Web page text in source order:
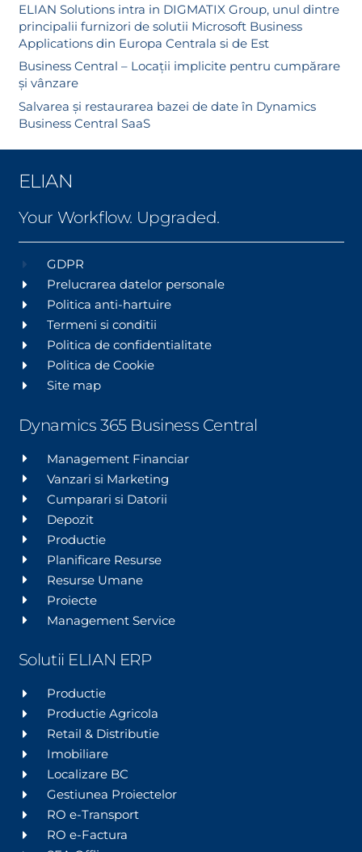
ELIAN Solutions intra in DIGMATIX Group, unul dintre
principalii furnizori de solutii Microsoft Business
Applications din Europa Centrala si de Est
Business Central – Locații implicite pentru cumpărare
și vânzare
Salvarea și restaurarea bazei de date în Dynamics
Business Central SaaS
ELIAN
Your Workflow. Upgraded.
GDPR
Prelucrarea datelor personale
Politica anti-hartuire
Termeni si conditii
Politica de confidentialitate
Politica de Cookie
Site map
Dynamics 365 Business Central
Management Financiar
Vanzari si Marketing
Cumparari si Datorii
Depozit
Productie
Planificare Resurse
Resurse Umane
Proiecte
Management Service
Solutii ELIAN ERP
Productie
Productie Agricola
Retail & Distributie
Imobiliare
Localizare BC
Gestiunea Proiectelor
RO e-Transport
RO e-Factura